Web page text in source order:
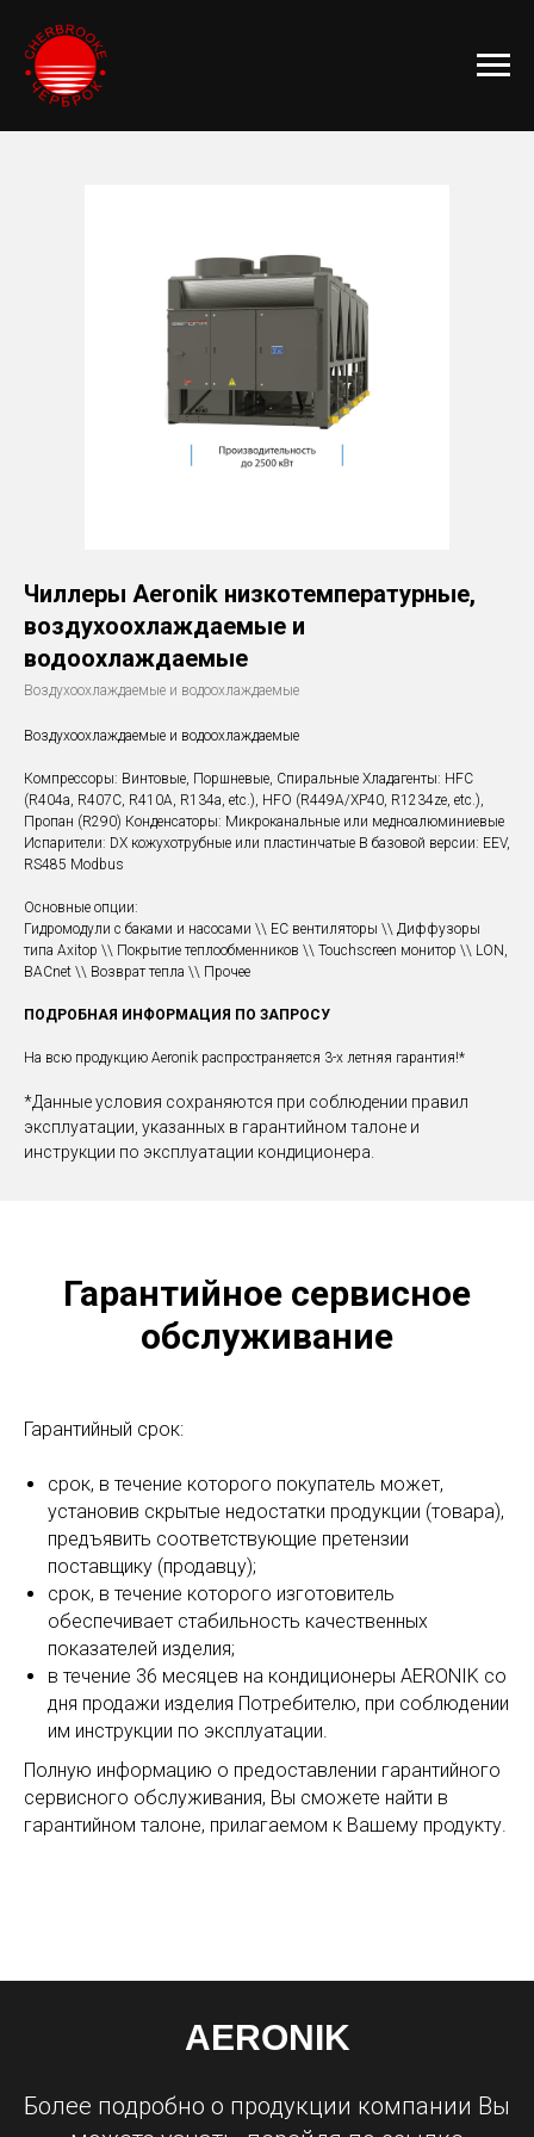
Чиллеры Aeronik низкотемпературные,
воздухоохлаждаемые и
водоохлаждаемые
Воздухоохлаждаемые и водоохлаждаемые
Воздухоохлаждаемые и водоохлаждаемые
Компрессоры: Винтовые, Поршневые, Спиральные Хладагенты: HFC
(R404a, R407C, R410A, R134a, etc.), HFO (R449A/XP40, R1234ze, etc.),
Пропан (R290) Конденсаторы: Микроканальные или медноалюминиевые
Испарители: DX кожухотрубные или пластинчатые В базовой версии: EEV,
RS485 Modbus
Основные опции:
Гидромодули с баками и насосами \\ EC вентиляторы \\ Диффузоры
типа Axitop \\ Покрытие теплообменников \\ Touchscreen монитор \\ LON,
BACnet \\ Возврат тепла \\ Прочее
ПОДРОБНАЯ ИНФОРМАЦИЯ ПО ЗАПРОСУ
На всю продукцию Aeronik распространяется 3-х летняя гарантия!*
*Данные условия сохраняются при соблюдении правил
эксплуатации, указанных в гарантийном талоне и
инструкции по эксплуатации кондиционера.
Гарантийное сервисное
обслуживание
Гарантийный срок:
срок, в течение которого покупатель может,
установив скрытые недостатки продукции (товара),
предъявить соответствующие претензии
поставщику (продавцу);
срок, в течение которого изготовитель
обеспечивает стабильность качественных
показателей изделия;
в течение 36 месяцев на кондиционеры AERONIK со
дня продажи изделия Потребителю, при соблюдении
им инструкции по эксплуатации.
Полную информацию о предоставлении гарантийного
сервисного обслуживания, Вы сможете найти в
гарантийном талоне, прилагаемом к Вашему продукту.
AERONIK
Более подробно о продукции компании Вы